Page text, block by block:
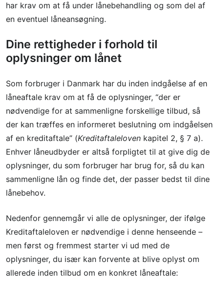
har krav om at få under lånebehandling og som del af
en eventuel låneansøgning.
Dine rettigheder i forhold til
oplysninger om lånet
Som forbruger i Danmark har du inden indgåelse af en
låneaftale krav om at få de oplysninger, “der er
nødvendige for at sammenligne forskellige tilbud, så
der kan træffes en informeret beslutning om indgåelsen
af en kreditaftale” (Kreditaftaleloven kapitel 2, § 7 a).
Enhver låneudbyder er altså forpligtet til at give dig de
oplysninger, du som forbruger har brug for, så du kan
sammenligne lån og finde det, der passer bedst til dine
lånebehov.
Nedenfor gennemgår vi alle de oplysninger, der ifølge
Kreditaftaleloven er nødvendige i denne henseende –
men først og fremmest starter vi ud med de
oplysninger, du især kan forvente at blive oplyst om
allerede inden tilbud om en konkret låneaftale: